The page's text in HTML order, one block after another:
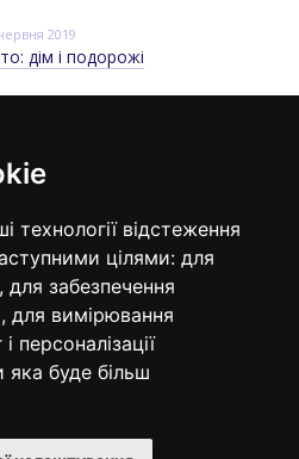
відстеження
цілями: для
, для забезпечення
, для вимірювання
персоналізації
буде більш
2019
дім і подорожі
Київ, ЦУМ, вул. Хрещатик, 38, 5
проїзду